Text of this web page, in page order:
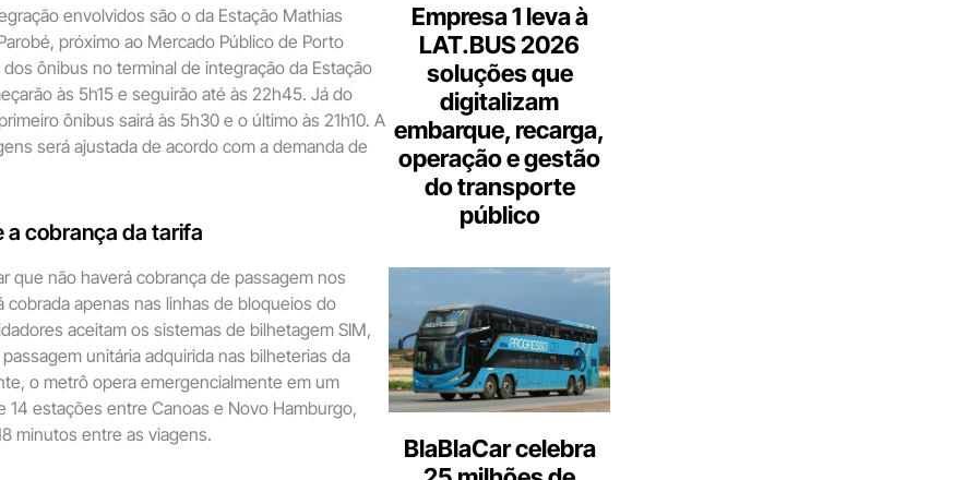
envolvidos são o da Estação Mathias
próximo ao Mercado Público de Porto
ônibus no terminal de integração da Estação
às 5h15 e seguirão até às 22h45. Já do
ônibus sairá às 5h30 e o último às 21h10. A
será ajustada de acordo com a demanda de
a cobrança da tarifa
que não haverá cobrança de passagem nos
cobrada apenas nas linhas de bloqueios do
aceitam os sistemas de bilhetagem SIM,
passagem unitária adquirida nas bilheterias da
o metrô opera emergencialmente em um
14 estações entre Canoas e Novo Hamburgo,
minutos entre as viagens.
Empresa 1 leva à
LAT.BUS 2026
soluções que
digitalizam
embarque, recarga,
operação e gestão
do transporte
público
BlaBlaCar celebra